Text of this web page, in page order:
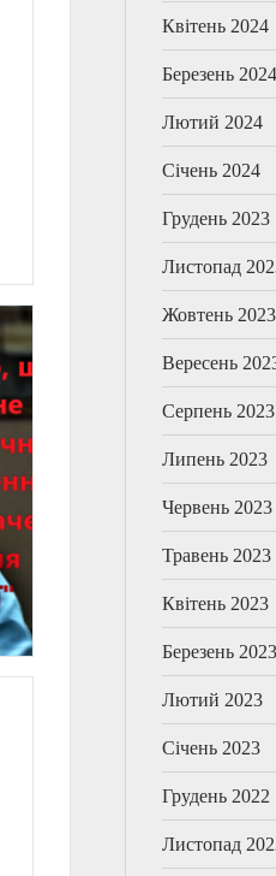
Квітень 2024
Березень 2024
Лютий 2024
Січень 2024
Грудень 2023
Листопад
Жовтень 2023
Вересень
Серпень 2023
Липень 2023
Червень 2023
Травень 2023
Квітень 2023
Березень 2023
Лютий 2023
Січень 2023
Грудень 2022
Листопад